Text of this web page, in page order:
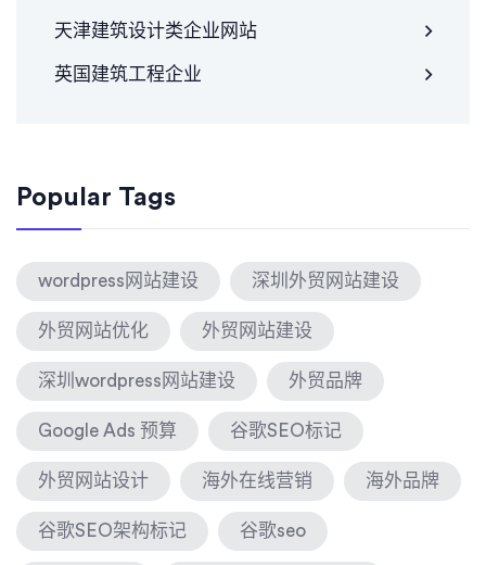
天津建筑设计类企业网站
英国建筑工程企业
Popular Tags
wordpress网站建设 深圳外贸网站建设
外贸网站优化 外贸网站建设
深圳wordpress网站建设 外贸品牌
Google Ads 预算 谷歌SEO标记
外贸网站设计 海外在线营销 海外品牌
谷歌SEO架构标记 谷歌seo